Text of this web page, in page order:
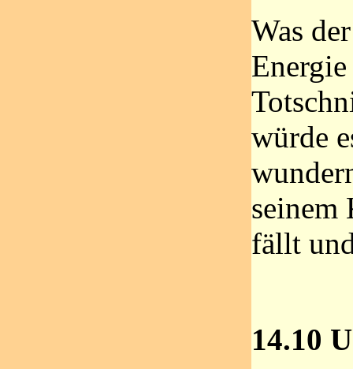
Was
würde
seinem
fällt
14.10